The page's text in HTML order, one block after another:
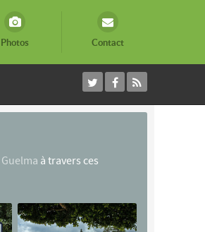
Photos Contact
Guelma à travers ces